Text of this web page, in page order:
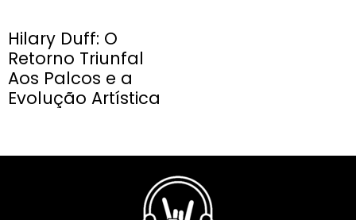
Hilary Duff: O
Retorno Triunfal
Aos Palcos e a
Evolução Artística